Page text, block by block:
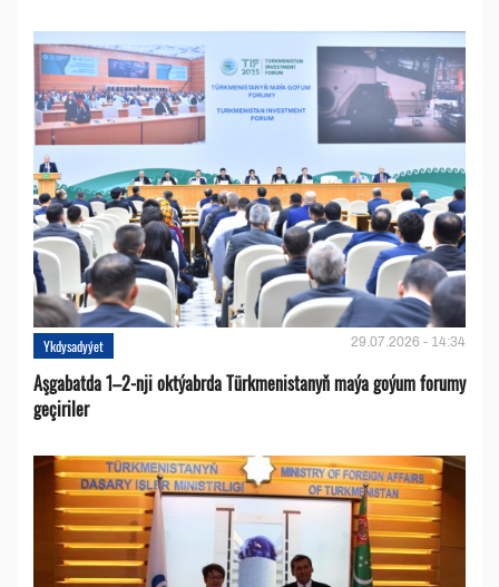
Ykdysadyýet 29.07.2026 - 14:34
Aşgabatda 1–2-nji oktýabrda Türkmenistanyň maýa goýum forumy
geçiriler